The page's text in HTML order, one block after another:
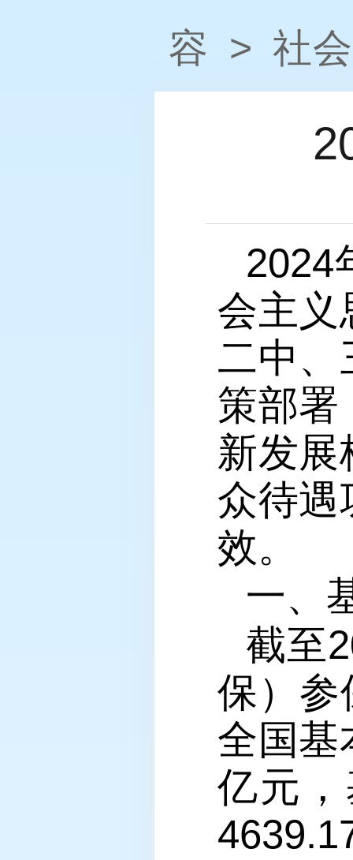
容 > 社
2024
会主义
二中、
策部署
新发展
众待遇
效。
一、
截至
保）参
全国基
亿元